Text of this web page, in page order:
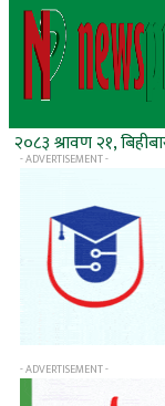
२०८३ श्रावण २१,
- ADVERTISEMENT -
- ADVERTISEMENT -